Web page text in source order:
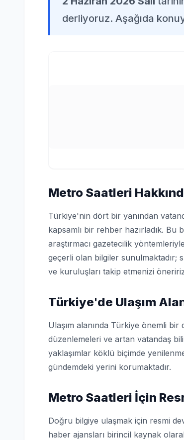
derliyoruz. Aşağıda
Metro Saatleri
Türkiye'nin dört bir yanından
kapsamlı bir rehber hazırladık.
araştırmacı gazetecilik
geçerli olan bilgiler sunulmaktadır;
ve kuruluşları takip etmenizi
Türkiye'de Ulaşım
Ulaşım alanında Türkiye önemli
düzenlemeleri ve artan vatandaş
yaklaşımlar köklü biçimde
gündemdeki yerini korumaktadır.
Metro Saatleri İçin
Doğru bilgiye ulaşmak için resmi
haber ajansları birincil kaynak